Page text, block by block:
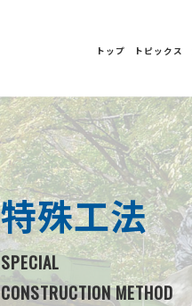
トップ トピックス
特殊工法
SPECIAL
CONSTRUCTION METHOD